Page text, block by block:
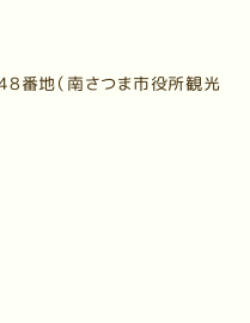
番地（南さつま市役所観光